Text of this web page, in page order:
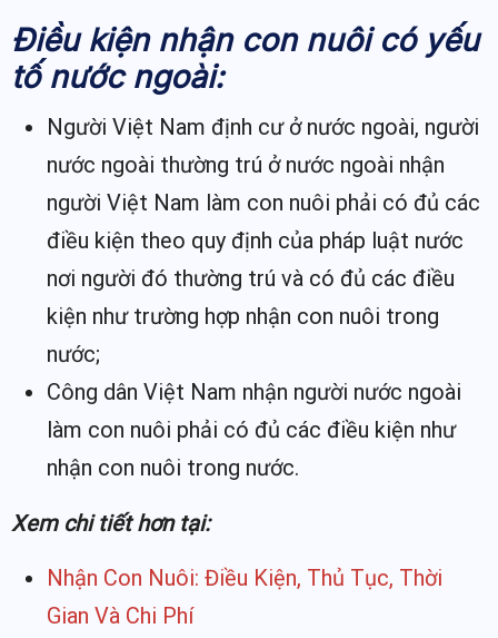
Điều kiện nhận con nuôi có yếu
tố nước ngoài:
Người Việt Nam định cư ở nước ngoài, người
nước ngoài thường trú ở nước ngoài nhận
người Việt Nam làm con nuôi phải có đủ các
điều kiện theo quy định của pháp luật nước
nơi người đó thường trú và có đủ các điều
kiện như trường hợp nhận con nuôi trong
nước;
Công dân Việt Nam nhận người nước ngoài
làm con nuôi phải có đủ các điều kiện như
nhận con nuôi trong nước.
Xem chi tiết hơn tại:
Nhận Con Nuôi: Điều Kiện, Thủ Tục, Thời
Gian Và Chi Phí